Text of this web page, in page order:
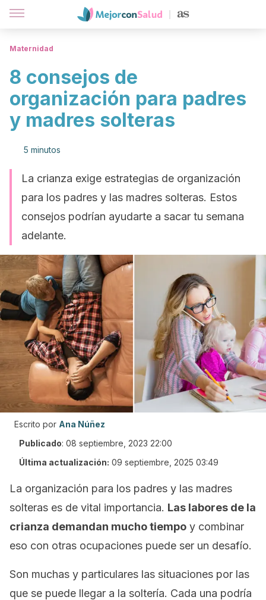
Maternidad
8 consejos de
organización para padres
y madres solteras
5 minutos
La crianza exige estrategias de organización
para los padres y las madres solteras. Estos
consejos podrían ayudarte a sacar tu semana
adelante.
Escrito por Ana Núñez
Publicado: 08 septiembre, 2023 22:00
Última actualización: 09 septiembre, 2025 03:49
La organización para los padres y las madres
solteras es de vital importancia. Las labores de la
crianza demandan mucho tiempo y combinar
eso con otras ocupaciones puede ser un desafío.
Son muchas y particulares las situaciones por las
que se puede llegar a la soltería. Cada una podría